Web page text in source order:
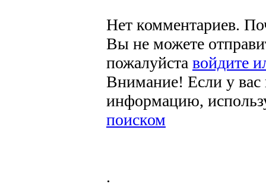
Нет комментариев.
Вы не можете
пожалуйста войдите
Внимание! Если у
информацию,
поиском
.